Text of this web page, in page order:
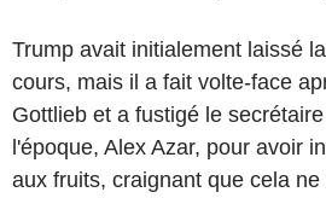
Trump avait initialement laissé
cours, mais il a fait volte-face
Gottlieb et a fustigé le
l'époque, Alex Azar, pour avoir
aux fruits, craignant que cela